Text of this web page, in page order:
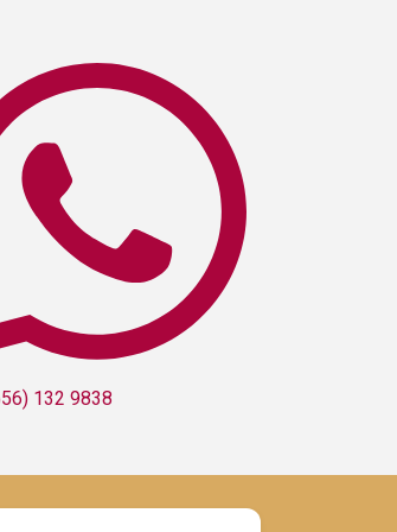
132 9838